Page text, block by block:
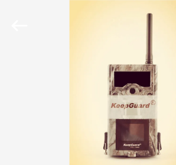
PRODUCTOS